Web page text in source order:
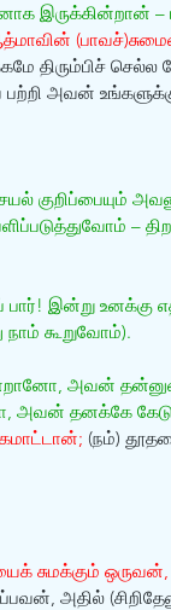
இருக்கின்றான்
செல்ல
அவன் உங்களுக்கு
குறிப்பையும்
–
பார்! இன்று
கூறுவோம்).
அவன்
அவன் தனக்கே
(நம்)
சுமக்கும்
அதில்